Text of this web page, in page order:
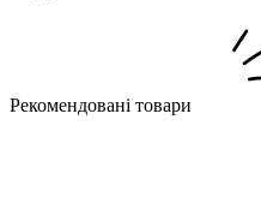
Рекомендовані товари